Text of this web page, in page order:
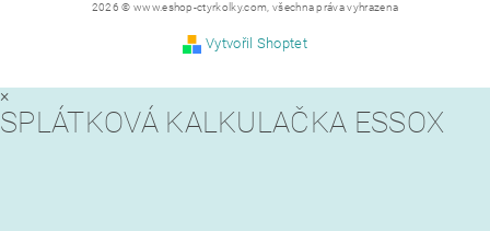
2026 © www.eshop-ctyrkolky.com, všechna práva vyhrazena
Vytvořil Shoptet
×
SPLÁTKOVÁ KALKULAČKA ESSOX